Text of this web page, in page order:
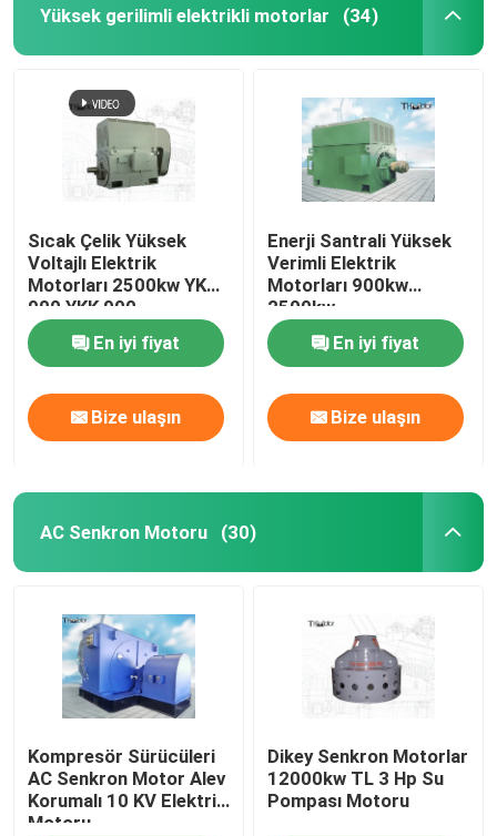
Yüksek gerilimli elektrikli motorlar (34)
Sıcak Çelik Yüksek
Voltajlı Elektrik
Motorları 2500kw YKS
900 YKK 900
En iyi fiyat
Bize ulaşın
Enerji Santrali Yüksek
Verimli Elektrik
Motorları 900kw
2500kw
En iyi fiyat
Bize ulaşın
AC Senkron Motoru (30)
Kompresör Sürücüleri
AC Senkron Motor Alev
Korumalı 10 KV Elektrik
Motoru
Dikey Senkron Motorlar
12000kw TL 3 Hp Su
Pompası Motoru